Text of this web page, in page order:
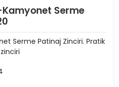
Serme
Serme Patinaj Zinciri. Pratik